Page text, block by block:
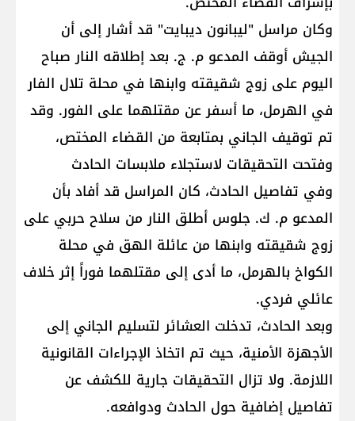
وكان مراسل "ليبانون ديبايت" قد أشار إلى أن
الجيش أوقف المدعو م. ج. بعد إطلاقه النار صباح
اليوم على زوج شقيقته وابنها في محلة تلال الفار
في الهرمل، ما أسفر عن مقتلهما على الفور. وقد
تم توقيف الجاني بمتابعة من القضاء المختص،
وفتحت التحقيقات لاستجلاء ملابسات الحادث
وفي تفاصيل الحادث، كان المراسل قد أفاد بأن
المدعو م. ك. جلوس أطلق النار من سلاح حربي على
زوج شقيقته وابنها من عائلة الهق في محلة
الكواخ بالهرمل، ما أدى إلى مقتلهما فوراً إثر خلاف
عائلي فردي.
وبعد الحادث، تدخلت العشائر لتسليم الجاني إلى
الأجهزة الأمنية، حيث تم اتخاذ الإجراءات القانونية
اللازمة. ولا تزال التحقيقات جارية للكشف عن
تفاصيل إضافية حول الحادث ودوافعه.